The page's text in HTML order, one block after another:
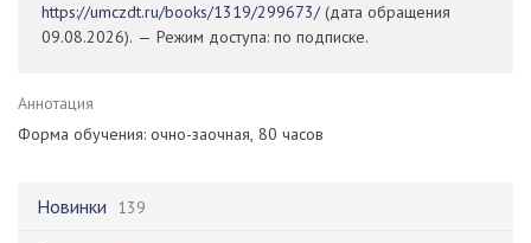
Новинки 139
https://umczdt.ru/books/1319/299673/(дата обращения
09.08.2026). — Режим доступа: по подписке.
Аннотация
Форма обучения: очно-заочная, 80 часов